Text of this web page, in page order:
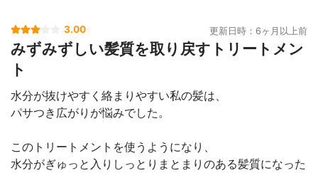
3.00 更新日時：6ヶ月以上前
みずみずしい髪質を取り戻すトリートメン
ト
水分が抜けやすく絡まりやすい私の髪は、
パサつき広がりが悩みでした。
このトリートメントを使うようになり、
水分がぎゅっと入りしっとりまとまりのある髪質になった